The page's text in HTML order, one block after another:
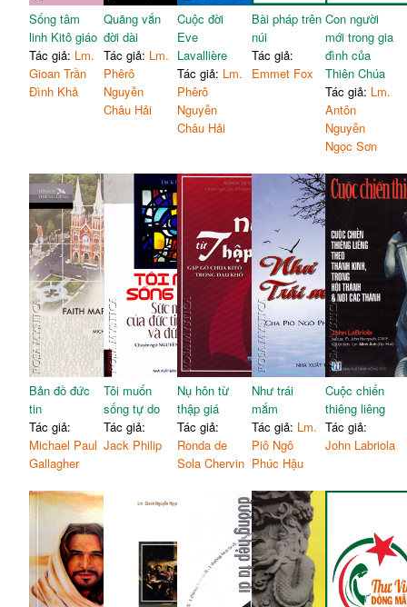
Sống tâm
linh Kitô giáo
Tác giả: Lm.
Gioan Trần
Đình Khả
Quãng vắn
đời dài
Tác giả: Lm.
Phêrô
Nguyễn
Châu Hải
Cuộc đời
Eve
Lavallière
Tác giả: Lm.
Phêrô
Nguyễn
Châu Hải
Bài pháp trên
núi
Tác giả:
Emmet Fox
Con người
mới trong gia
đình của
Thiên Chúa
Tác giả: Lm.
Antôn
Nguyễn
Ngọc Sơn
Bản đồ đức
tin
Tác giả:
Michael Paul
Gallagher
Tôi muốn
sống tự do
Tác giả:
Jack Philip
Nụ hôn từ
thập giá
Tác giả:
Ronda de
Sola Chervin
Như trái
mắm
Tác giả: Lm.
Piô Ngô
Phúc Hậu
Cuộc chiến
thiêng liêng
Tác giả:
John Labriola